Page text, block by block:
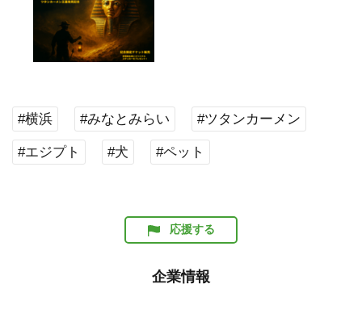
#横浜 #みなとみらい #ツタンカーメン
#エジプト #犬 #ペット
応援する
企業情報